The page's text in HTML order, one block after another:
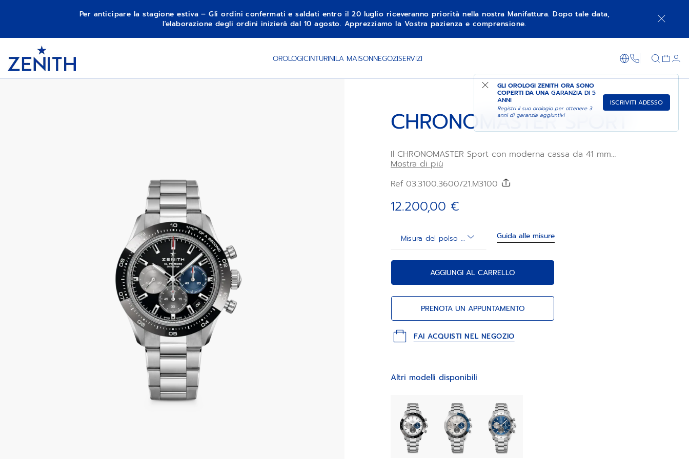
Per anticipare la stagione estiva – Gli ordini confermati e saldati entro il 20 luglio riceveranno priorità nella nostra Manifattura. Dopo tale data,
l'elaborazione degli ordini inizierà dal 10 agosto. Apprezziamo la Vostra pazienza e comprensione.
1 OROLOGICINTURINILA MAISONNEGOZISERVIZI +800 36 00
GLI OROLOGI ZENITH ORA SONO
COPERTI DA UNA GARANZIA DI 5
ANNI
Registri il suo orologio per ottenere 3
anni di garanzia aggiuntivi
ISCRIVITI ADESSO
CHRONOMASTER SPORT
Il CHRONOMASTER Sport con moderna cassa da 41 mm
combina elementi dei cronografi passati ZENITH come il
acciaio a una lunetta in ceramica nera. Animato dal
precisione al 1/10 di secondo, questo modello è dotato di
quadrante nero e bracciale integrato.
Mostra di più
Ref 03.3100.3600/21.M3100
12.200,00 €
Misura del polso (opzionale) Guida alle misure
AGGIUNGI AL CARRELLO
PRENOTA UN APPUNTAMENTO
FAI ACQUISTI NEL NEGOZIO
Altri modelli disponibili